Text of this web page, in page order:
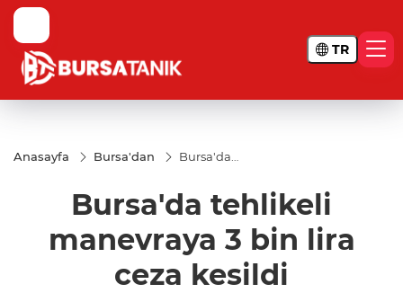
TR
Anasayfa Bursa'dan
Bursa'da
3 bin lira
ceza
Bursa'da tehlikeli
manevraya 3 bin lira
ceza kesildi